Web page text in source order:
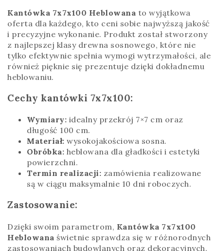
Kantówka 7x7x100 Heblowana to wyjątkowa
oferta dla każdego, kto ceni sobie najwyższą jakość
i precyzyjne wykonanie. Produkt został stworzony
z najlepszej klasy drewna sosnowego, które nie
tylko efektywnie spełnia wymogi wytrzymałości, ale
również pięknie się prezentuje dzięki dokładnemu
heblowaniu.
Cechy kantówki 7x7x100:
Wymiary: idealny przekrój 7×7 cm oraz
długość 100 cm.
Materiał: wysokojakościowa sosna.
Obróbka: heblowana dla gładkości i estetyki
powierzchni.
Termin realizacji: zamówienia realizowane
są w ciągu maksymalnie 10 dni roboczych.
Zastosowanie:
Dzięki swoim parametrom, Kantówka 7x7x100
Heblowana świetnie sprawdza się w różnorodnych
zastosowaniach budowlanych oraz dekoracyjnych.